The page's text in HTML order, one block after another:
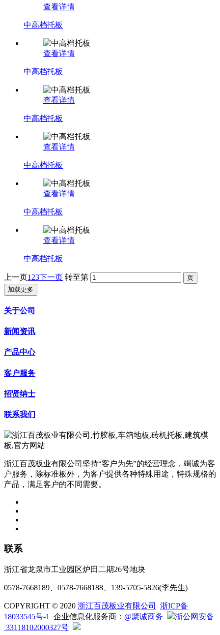
查看详情
中高档托板
查看详情
中高档托板
查看详情
中高档托板
查看详情
中高档托板
查看详情
中高档托板
查看详情
中高档托板
上一页1 23下一页 转至第
加载更多
关于公司
新闻资讯
产品中心
客户服务
招贤纳士
联系我们
浙江百茂板业有限公司坚持“客户为先”的经营理念，竭诚为客
户服务，除标准板外，为客户提供各种特殊用途，特殊规格的
产品，满足客户的不同需要。
联系
浙江省龙泉市工业园区炉田二期26号地块
0578-7668189、0578-7668188、139-5705-5826(李先生)
COPYRIGHT © 2020 浙江百茂板业有限公司
浙ICP备
18033545号-1
企业信息化服务商： @聚诚商务
浙公网安备
33118102000327号